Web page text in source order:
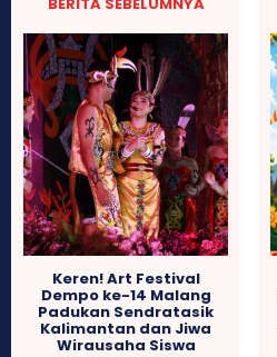
Keren! Art Festival
Dempo ke-14 Malang
Padukan Sendratasik
Kalimantan dan Jiwa
Wirausaha Siswa